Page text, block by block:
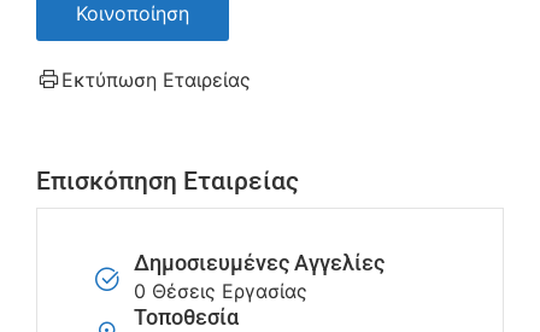
Κοινοποίηση
Εκτύπωση Εταιρείας
Επισκόπηση Εταιρείας
Δημοσιευμένες Αγγελίες
0 Θέσεις Εργασίας
Τοποθεσία